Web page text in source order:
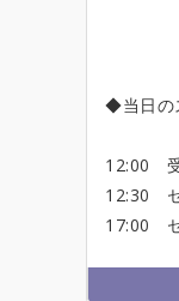
◆当日の
12:00
12:30
17:00